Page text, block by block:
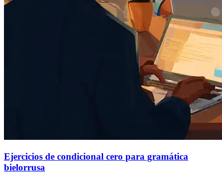
Ejercicios de condicional cero para gramática
bielorrusa